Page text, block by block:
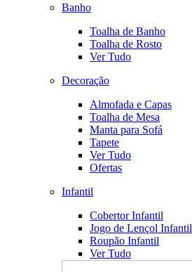
Banho
Toalha de Banho
Toalha de Rosto
Ver Tudo
Decoração
Almofada e Capas
Toalha de Mesa
Manta para Sofá
Tapete
Ver Tudo
Ofertas
Infantil
Cobertor Infantil
Jogo de Lençol Infantil
Roupão Infantil
Ver Tudo